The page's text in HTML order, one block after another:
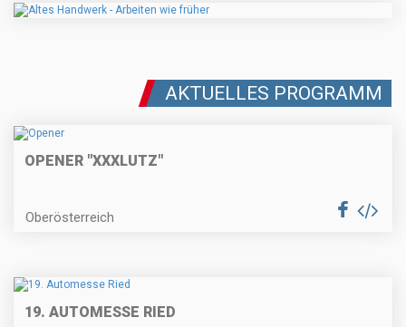
AKTUELLES PROGRAMM
OPENER "XXXLUTZ"
Oberösterreich
19. AUTOMESSE RIED